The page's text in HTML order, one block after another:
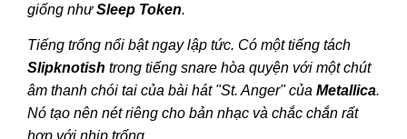
giống nhưSleep Token.
Tiếng trống nổi bật ngay lập tức. Có một tiếng tách
Slipknotish trong tiếng snare hòa quyện với một chút
âm thanh chói tai của bài hát "St. Anger" của Metallica.
Nó tạo nên nét riêng cho bản nhạc và chắc chắn rất